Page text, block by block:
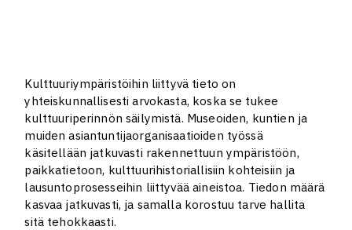
Kulttuuriympäristöihin liittyvä tieto on
yhteiskunnallisesti arvokasta, koska se tukee
kulttuuriperinnön säilymistä. Museoiden, kuntien ja
muiden asiantuntijaorganisaatioiden työssä
käsitellään jatkuvasti rakennettuun ympäristöön,
paikkatietoon, kulttuurihistoriallisiin kohteisiin ja
lausuntoprosesseihin liittyvää aineistoa. Tiedon määrä
kasvaa jatkuvasti, ja samalla korostuu tarve hallita
sitä tehokkaasti.